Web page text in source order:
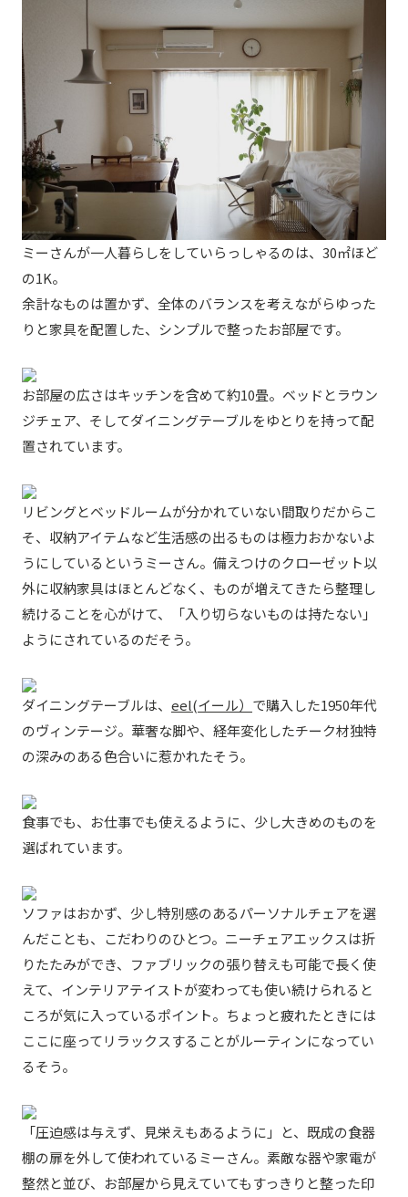
ミーさんが一人暮らしをしていらっしゃるのは、30㎡ほど
の1K。
余計なものは置かず、全体のバランスを考えながらゆった
りと家具を配置した、シンプルで整ったお部屋です。
お部屋の広さはキッチンを含めて約10畳。ベッドとラウン
ジチェア、そしてダイニングテーブルをゆとりを持って配
置されています。
リビングとベッドルームが分かれていない間取りだからこ
そ、収納アイテムなど生活感の出るものは極力おかないよ
うにしているというミーさん。備えつけのクローゼット以
外に収納家具はほとんどなく、ものが増えてきたら整理し
続けることを心がけて、「入り切らないものは持たない」
ようにされているのだそう。
ダイニングテーブルは、 eel(イール） で購入した1950年代
のヴィンテージ。華奢な脚や、経年変化したチーク材独特
の深みのある色合いに惹かれたそう。
食事でも、お仕事でも使えるように、少し大きめのものを
選ばれています。
ソファはおかず、少し特別感のあるパーソナルチェアを選
んだことも、こだわりのひとつ。ニーチェアエックスは折
りたたみができ、ファブリックの張り替えも可能で長く使
えて、インテリアテイストが変わっても使い続けられると
ころが気に入っているポイント。ちょっと疲れたときには
ここに座ってリラックスすることがルーティンになってい
るそう。
「圧迫感は与えず、見栄えもあるように」と、既成の食器
棚の扉を外して使われているミーさん。素敵な器や家電が
整然と並び、お部屋から見えていてもすっきりと整った印